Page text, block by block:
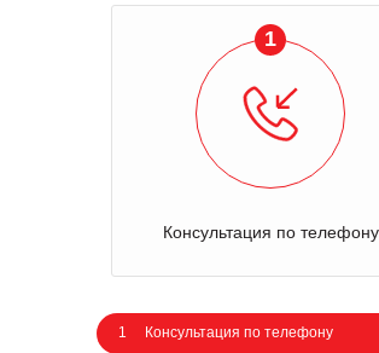
1
Консультация по телефону
1 Консультация по телефону